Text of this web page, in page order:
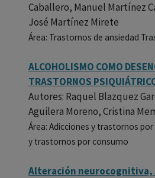
Caballero, Manuel Martínez
José Martínez Mirete
Área: Trastornos de ansiedad
ALCOHOLISMO COMO
TRASTORNOS
Autores: Raquel Blazquez
Aguilera Moreno, Cristina
Área: Adicciones y trastornos
y trastornos por consumo
Alteración neurocognitiva,